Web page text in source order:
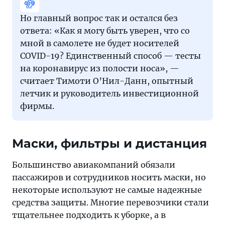
Но главный вопрос так и остался без
ответа: «Как я могу быть уверен, что со
мной в самолете не будет носителей
COVID-19? Единственный способ — тесты
на коронавирус из полости носа», —
считает Тимоти О’Нил-Данн, опытный
летчик и руководитель инвестиционной
фирмы.
Маски, фильтры и дистанция
Большинство авиакомпаний обязали
пассажиров и сотрудников носить маски, но
некоторые используют не самые надежные
средства защиты. Многие перевозчики стали
тщательнее подходить к уборке, а в